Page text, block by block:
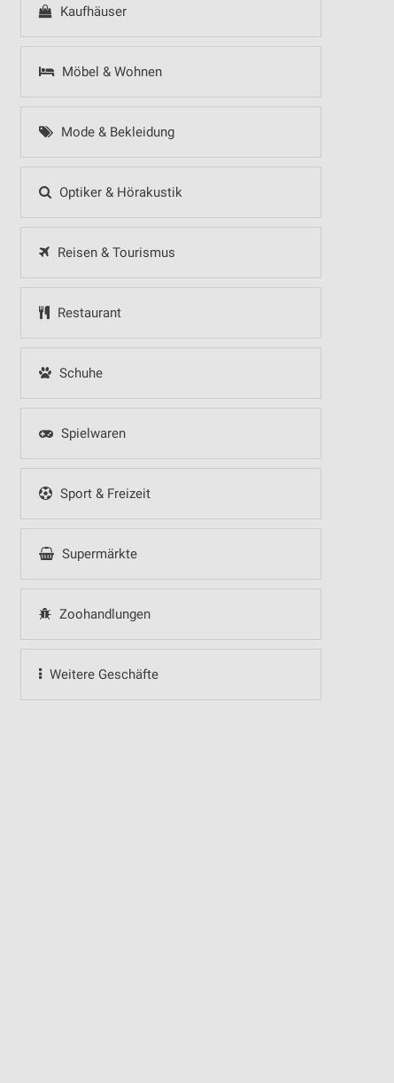
Kaufhäuser
Möbel & Wohnen
Mode & Bekleidung
Optiker & Hörakustik
Reisen & Tourismus
Restaurant
Schuhe
Spielwaren
Sport & Freizeit
Supermärkte
Zoohandlungen
Weitere Geschäfte